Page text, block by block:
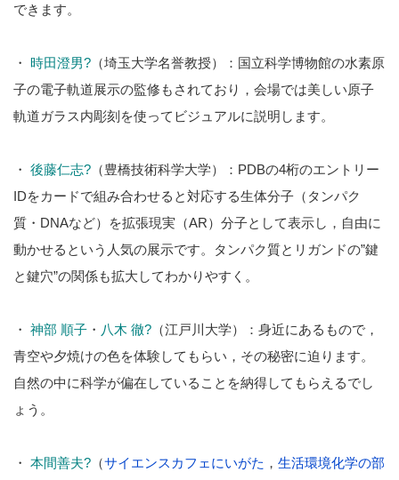
できます。
・ 時田澄男? （埼玉大学名誉教授）：国立科学博物館の水素原
子の電子軌道展示の監修もされており，会場では美しい原子
軌道ガラス内彫刻を使ってビジュアルに説明します。
・ 後藤仁志? （豊橋技術科学大学）：PDBの4桁のエントリー
IDをカードで組み合わせると対応する生体分子（タンパク
質・DNAなど）を拡張現実（AR）分子として表示し，自由に
動かせるという人気の展示です。タンパク質とリガンドの”鍵
と鍵穴”の関係も拡大してわかりやすく。
・ 神部 順子 ・ 八木 徹? （江戸川大学）：身近にあるもので，
青空や夕焼けの色を体験してもらい，その秘密に迫ります。
自然の中に科学が偏在していることを納得してもらえるでし
ょう。
・ 本間善夫? （サイエンスカフェにいがた ， 生活環境化学の部